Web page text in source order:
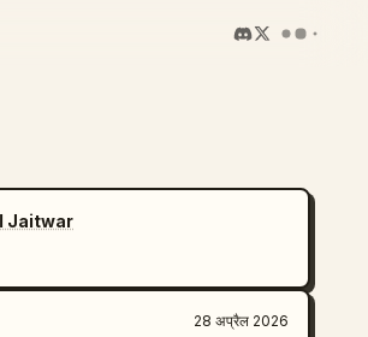
Jaitwar
28 अप्रैल 2026